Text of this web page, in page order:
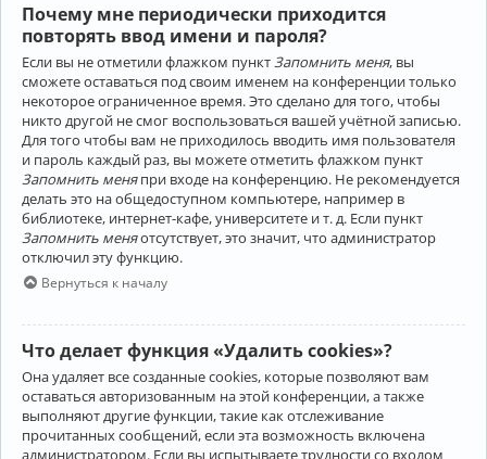
Почему мне периодически приходится
повторять ввод имени и пароля?
Если вы не отметили флажком пунктЗапомнить меня, вы
сможете оставаться под своим именем на конференции только
некоторое ограниченное время. Это сделано для того, чтобы
никто другой не смог воспользоваться вашей учётной записью.
Для того чтобы вам не приходилось вводить имя пользователя
и пароль каждый раз, вы можете отметить флажком пункт
Запомнить меняпри входе на конференцию. Не рекомендуется
делать это на общедоступном компьютере, например в
библиотеке, интернет-кафе, университете и т. д. Если пункт
Запомнить меняотсутствует, это значит, что администратор
отключил эту функцию.
Вернуться к началу
Что делает функция «Удалить cookies»?
Она удаляет все созданные cookies, которые позволяют вам
оставаться авторизованным на этой конференции, а также
выполняют другие функции, такие как отслеживание
прочитанных сообщений, если эта возможность включена
администратором. Если вы испытываете трудности со входом